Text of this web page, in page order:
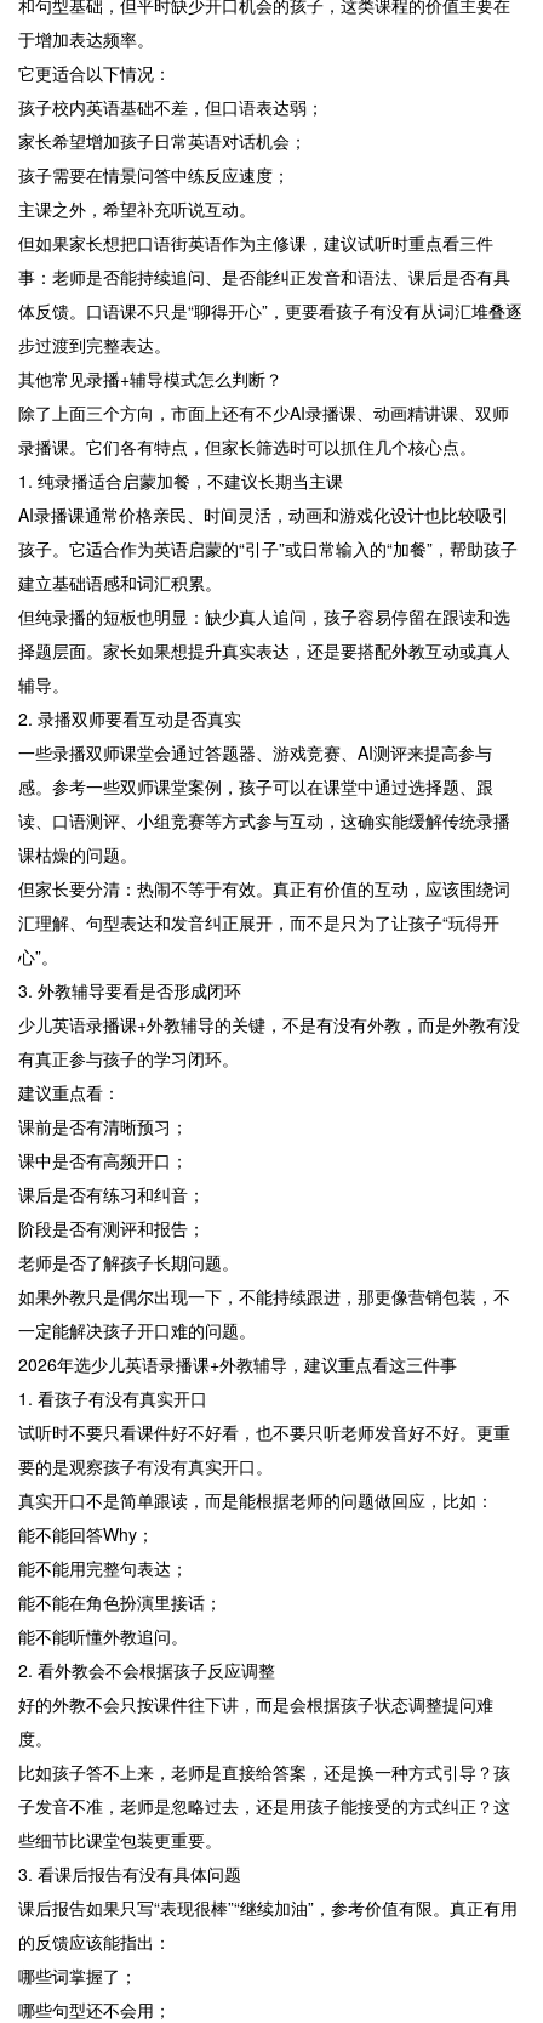
和句型基础，但平时缺少开口机会的孩子，这类课程的价值主要在
于增加表达频率。
它更适合以下情况：
孩子校内英语基础不差，但口语表达弱；
家长希望增加孩子日常英语对话机会；
孩子需要在情景问答中练反应速度；
主课之外，希望补充听说互动。
但如果家长想把口语街英语作为主修课，建议试听时重点看三件
事：老师是否能持续追问、是否能纠正发音和语法、课后是否有具
体反馈。口语课不只是“聊得开心”，更要看孩子有没有从词汇堆叠逐
步过渡到完整表达。
其他常见录播+辅导模式怎么判断？
除了上面三个方向，市面上还有不少AI录播课、动画精讲课、双师
录播课。它们各有特点，但家长筛选时可以抓住几个核心点。
1. 纯录播适合启蒙加餐，不建议长期当主课
AI录播课通常价格亲民、时间灵活，动画和游戏化设计也比较吸引
孩子。它适合作为英语启蒙的“引子”或日常输入的“加餐”，帮助孩子
建立基础语感和词汇积累。
但纯录播的短板也明显：缺少真人追问，孩子容易停留在跟读和选
择题层面。家长如果想提升真实表达，还是要搭配外教互动或真人
辅导。
2. 录播双师要看互动是否真实
一些录播双师课堂会通过答题器、游戏竞赛、AI测评来提高参与
感。参考一些双师课堂案例，孩子可以在课堂中通过选择题、跟
读、口语测评、小组竞赛等方式参与互动，这确实能缓解传统录播
课枯燥的问题。
但家长要分清：热闹不等于有效。真正有价值的互动，应该围绕词
汇理解、句型表达和发音纠正展开，而不是只为了让孩子“玩得开
心”。
3. 外教辅导要看是否形成闭环
少儿英语录播课+外教辅导的关键，不是有没有外教，而是外教有没
有真正参与孩子的学习闭环。
建议重点看：
课前是否有清晰预习；
课中是否有高频开口；
课后是否有练习和纠音；
阶段是否有测评和报告；
老师是否了解孩子长期问题。
如果外教只是偶尔出现一下，不能持续跟进，那更像营销包装，不
一定能解决孩子开口难的问题。
2026年选少儿英语录播课+外教辅导，建议重点看这三件事
1. 看孩子有没有真实开口
试听时不要只看课件好不好看，也不要只听老师发音好不好。更重
要的是观察孩子有没有真实开口。
真实开口不是简单跟读，而是能根据老师的问题做回应，比如：
能不能回答Why；
能不能用完整句表达；
能不能在角色扮演里接话；
能不能听懂外教追问。
2. 看外教会不会根据孩子反应调整
好的外教不会只按课件往下讲，而是会根据孩子状态调整提问难
度。
比如孩子答不上来，老师是直接给答案，还是换一种方式引导？孩
子发音不准，老师是忽略过去，还是用孩子能接受的方式纠正？这
些细节比课堂包装更重要。
3. 看课后报告有没有具体问题
课后报告如果只写“表现很棒”“继续加油”，参考价值有限。真正有用
的反馈应该能指出：
哪些词掌握了；
哪些句型还不会用；